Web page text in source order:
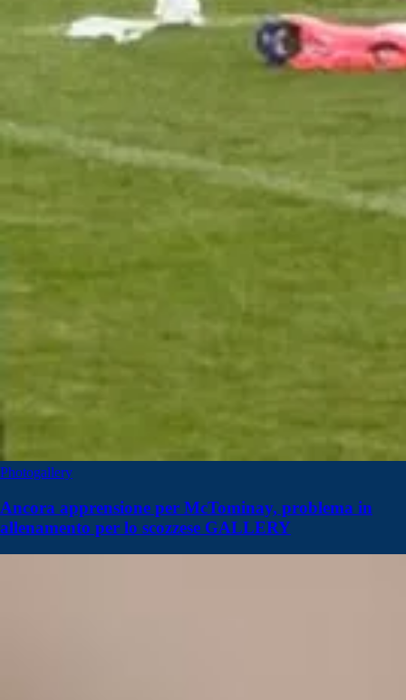
Photogallery
Ancora apprensione per McTominay, problema in
allenamento per lo scozzese GALLERY